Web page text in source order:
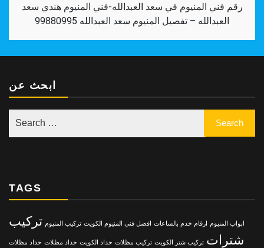
رقم فني المنيوم في سعد العبدالله-فني المنيوم هندي سعد
العبدالله – تفصيل المنيوم سعد العبدالله 99880995
ابحث عن
TAGS
ابواب المنيوم ارقام خدم بالساعات افضل فني المنيوم الكويت تركيب المنيوم تركيب
شترات تركيب شتر الكويت تركيب مظلات حداد الكويت حداد مظلات حداد مظلات